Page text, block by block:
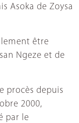
Asoka de Zoysa
être
Ngeze et de
procès depuis
2000,
par le